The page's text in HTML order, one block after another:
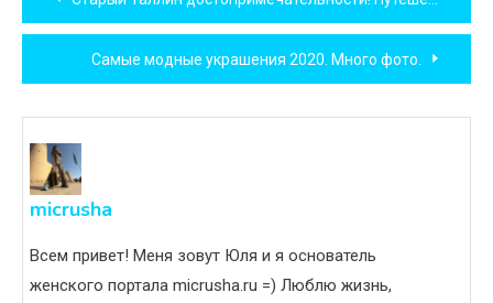
по
записям
Самые модные украшения 2020. Много фото.
micrusha
Всем привет! Меня зовут Юля и я основатель
женского портала micrusha.ru =) Люблю жизнь,